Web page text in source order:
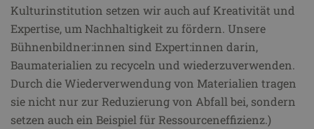
Kulturinstitution setzen wir auch auf Kreativität und
Expertise, um Nachhaltigkeit zu fördern. Unsere
Bühnenbildner:innen sind Expert:innen darin,
Baumaterialien zu recyceln und wiederzuverwenden.
Durch die Wiederverwendung von Materialien tragen
sie nicht nur zur Reduzierung von Abfall bei, sondern
setzen auch ein Beispiel für Ressourceneffizienz.)